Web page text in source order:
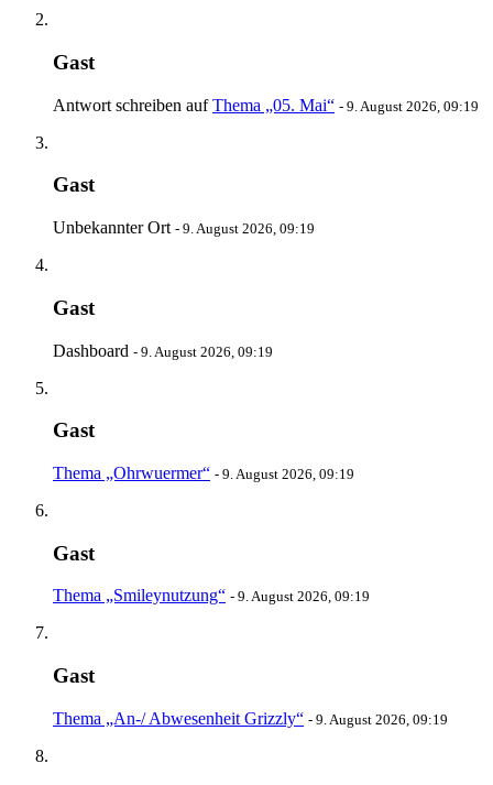
Gast
Antwort schreiben aufThema „05. Mai“ - 9. August 2026, 09:19
Gast
Unbekannter Ort - 9. August 2026, 09:19
Gast
Dashboard - 9. August 2026, 09:19
Gast
Thema „Ohrwuermer“ - 9. August 2026, 09:19
Gast
Thema „Smileynutzung“ - 9. August 2026, 09:19
Gast
Thema „An-/ Abwesenheit Grizzly“ - 9. August 2026, 09:19